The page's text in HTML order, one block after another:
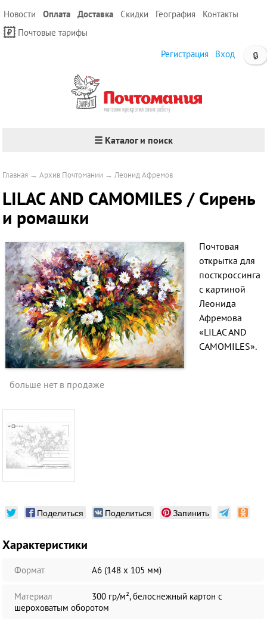
Новости Оплата Доставка Скидки География
Контакты
Почтовые тарифы
🔒
Регистрация Вход
☰ Каталог и поиск
Главная →Архив Почтомании →Леонид Афремов
LILAC AND CAMOMILES / Сирень
и ромашки
Почтовая
открытка для
посткроссинга
с картиной
Леонида
Афремова
«LILAC AND
CAMOMILES».
больше нет в продаже
Поделиться Поделиться Запинить
Характеристики
Формат А6 (148 х 105 мм)
Материал
300 гр/м², белоснежный картон с
шероховатым оборотом